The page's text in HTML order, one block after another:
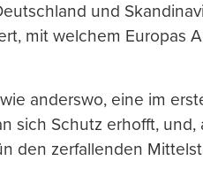
und
mit welchem Europas
anderswo, eine im
sich Schutz erhofft, und,
den zerfallenden